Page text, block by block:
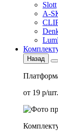
Slott
A-
Назад
от 19 р/шт.